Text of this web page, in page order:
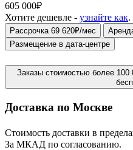
605 000₽
Хотите дешевле - узнайте как.
Рассрочка 69 620₽/мес
Размещение в дата-центре
Заказы стоимостью более 100
Доставка по Москве
Стоимость доставки в
За МКАД по согласованию.